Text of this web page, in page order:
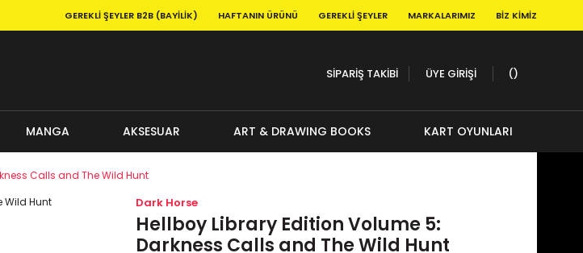
GEREKLI ŞEYLER B2B (BAYILIK) HAFTANIN ÜRÜNÜ GEREKLI ŞEYLER MARKALARIMIZ BIZ KIMIZ
SİPARİŞ TAKİBİ ÜYE GİRİŞİ
MANGA AKSESUAR ART & DRAWING BOOKS KART OYUNLARI
Calls and The Wild Hunt
Dark Horse
Hellboy Library Edition Volume 5:
Darkness Calls and The Wild Hunt